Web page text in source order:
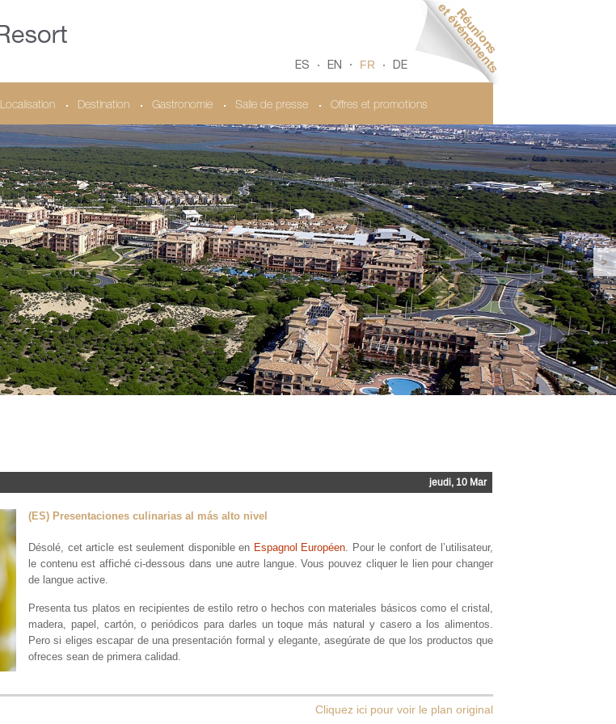
ES EN FR DE
Localisation Destination Gastronomie Salle de presse Offres et promotions
>
jeudi, 10 Mar
(ES) Presentaciones culinarias al más alto nivel
Désolé, cet article est seulement disponible en Espagnol Européen. Pour le confort de l’utilisateur,
le contenu est affiché ci-dessous dans une autre langue. Vous pouvez cliquer le lien pour changer
de langue active.
Presenta tus platos en recipientes de estilo retro o hechos con materiales básicos como el cristal,
madera, papel, cartón, o periódicos para darles un toque más natural y casero a los alimentos.
Pero si eliges escapar de una presentación formal y elegante, asegúrate de que los productos que
ofreces sean de primera calidad.
Cliquez ici pour voir le plan original